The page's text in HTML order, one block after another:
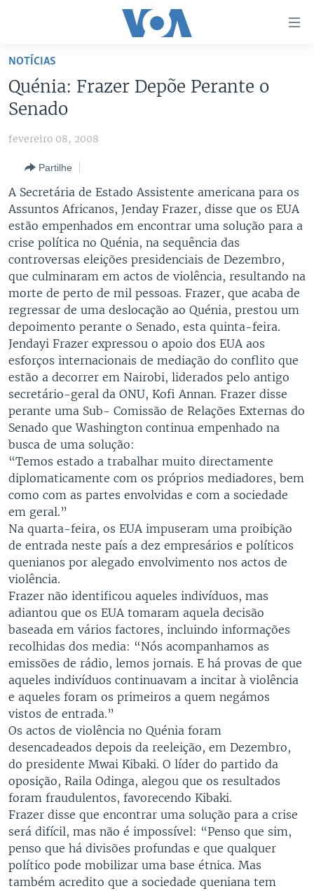
Acesso
para
artigo
principal
Ir
para
Pesquisa
ANGOLA
GUINÉ-BISSAU
ÁFRICA E MUNDO
BRASIL
DOSSIERS ESPECIAIS
DESPORTO
AFRICA AGORA
VÍDEOS
VOA60 ÁFRICA
VOA 60 CLIMA
VOA60 MUNDO
PASSADEIRA VERMELHA
ÁUDIO
ENTRETENIMENTO
SIGA-NOS
NOTÍCIAS
Quénia: Frazer Depõe Perante o
Senado
fevereiro 08, 2008
Partilhe
A Secretária de Estado Assistente americana para os
Assuntos Africanos, Jenday Frazer, disse que os EUA
estão empenhados em encontrar uma solução para a
crise política no Quénia, na sequência das
controversas eleições presidenciais de Dezembro,
que culminaram em actos de violência, resultando na
morte de perto de mil pessoas. Frazer, que acaba de
regressar de uma deslocação ao Quénia, prestou um
depoimento perante o Senado, esta quinta-feira.
Jendayi Frazer expressou o apoio dos EUA aos
esforços internacionais de mediação do conflito que
estão a decorrer em Nairobi, liderados pelo antigo
secretário-geral da ONU, Kofi Annan. Frazer disse
perante uma Sub- Comissão de Relações Externas do
Senado que Washington continua empenhado na
busca de uma solução:
“Temos estado a trabalhar muito directamente
diplomaticamente com os próprios mediadores, bem
como com as partes envolvidas e com a sociedade
em geral.”
Na quarta-feira, os EUA impuseram uma proibição
de entrada neste país a dez empresários e políticos
quenianos por alegado envolvimento nos actos de
violência.
Frazer não identificou aqueles indivíduos, mas
adiantou que os EUA tomaram aquela decisão
baseada em vários factores, incluindo informações
recolhidas dos media: “Nós acompanhamos as
emissões de rádio, lemos jornais. E há provas de que
aqueles indivíduos continuavam a incitar à violência
e aqueles foram os primeiros a quem negámos
vistos de entrada.”
Os actos de violência no Quénia foram
desencadeados depois da reeleição, em Dezembro,
do presidente Mwai Kibaki. O líder do partido da
oposição, Raila Odinga, alegou que os resultados
foram fraudulentos, favorecendo Kibaki.
Frazer disse que encontrar uma solução para a crise
será difícil, mas não é impossível: “Penso que sim,
penso que há divisões profundas e que qualquer
político pode mobilizar uma base étnica. Mas
também acredito que a sociedade queniana tem